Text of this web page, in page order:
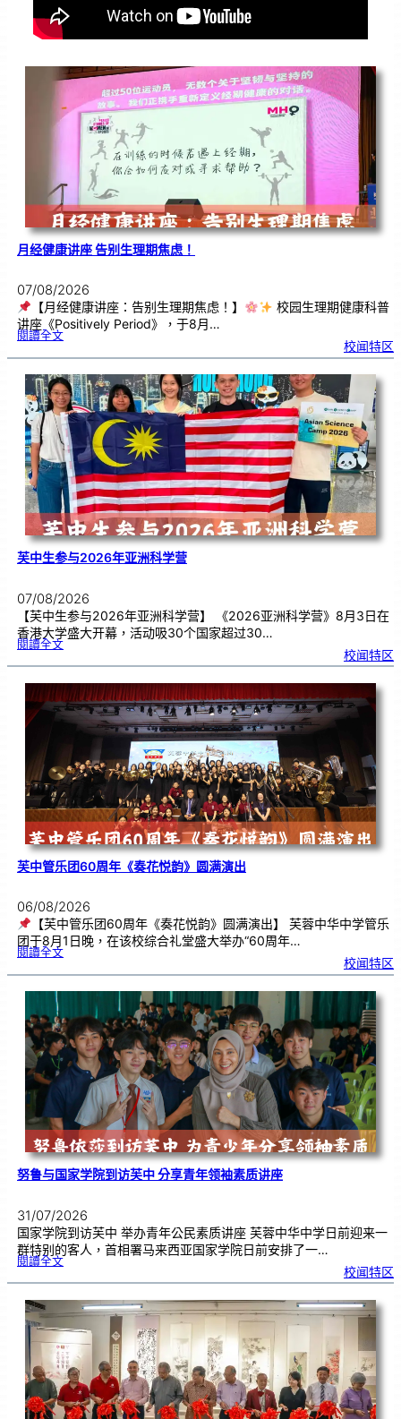
月经健康讲座 告别生理期焦虑！
07/08/2026
【月经健康讲座：告别生理期焦虑！】
校园生理期健康科普
讲座《Positively Period》，于8月…
閱讀全文:月
康
座
告
别
生
理
期
焦
虑
！
校闻特区
芙中生参与2026年亚洲科学营
07/08/2026
【芙中生参与2026年亚洲科学营】 《2026亚洲科学营》8月3日在
香港大学盛大开幕，活动吸30个国家超过30…
閱讀全文:芙
参
2
0
2
6
年
亚
洲科
校闻特区
芙中管乐团60周年《奏花悦韵》圆满演出
06/08/2026
【芙中管乐团60周年《奏花悦韵》圆满演出】 芙蓉中华中学管乐
团于8月1日晚，在该校综合礼堂盛大举办“60周年…
閱讀全文:芙
乐
6
0
《
奏
花
悦
韵
》
圆
满
演
出
校闻特区
努鲁与国家学院到访芙中 分享青年领袖素质讲座
31/07/2026
国家学院到访芙中 举办青年公民素质讲座 芙蓉中华中学日前迎来一
群特别的客人，首相署马来西亚国家学院日前安排了一…
閱讀全文:努
国
学
院
到
访
中
分
享
青
年
领
袖
素
质
讲
座
校闻特区